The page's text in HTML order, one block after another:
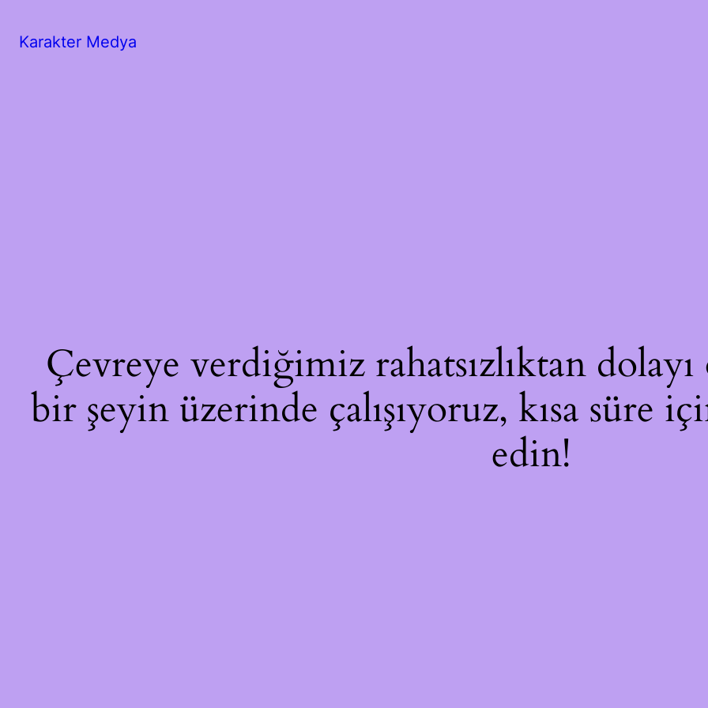
Karakter Medya
Çevreye verdiğimiz rahatsızlıktan
bir şeyin üzerinde çalışıyoruz, kısa süre
edin!